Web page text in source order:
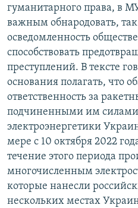
гуманитарного права, в
важным обнародовать,
осведомленность
способствовать
преступлений. В тексте
основания полагать, что
ответственность за
подчиненными им силами
электроэнергетики
мере с 10 октября 2022
течение этого периода
многочисленным
которые нанесли
нескольких местах